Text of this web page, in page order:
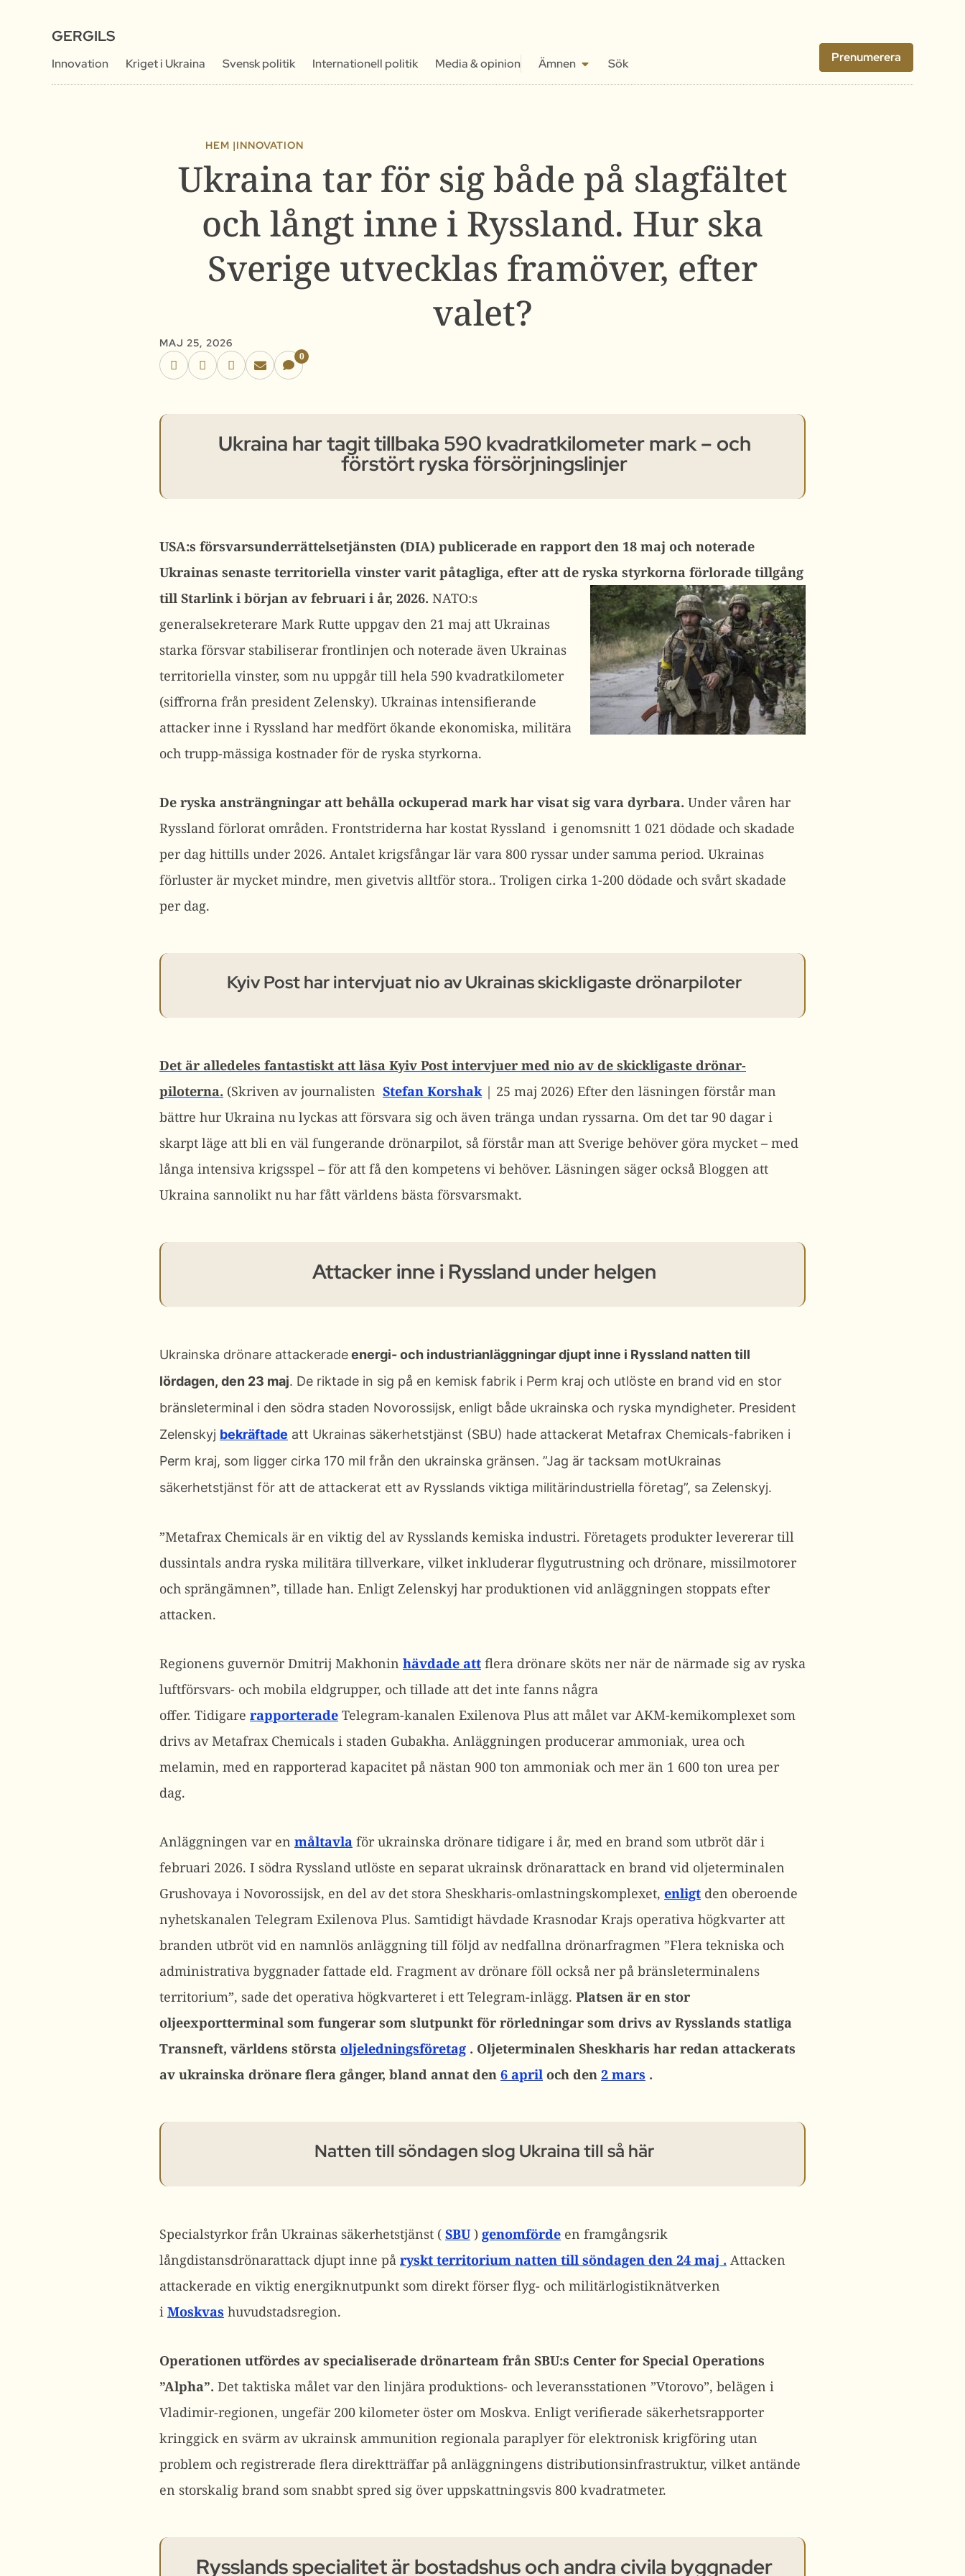
GERGILS
Innovation Kriget i Ukraina Svensk politik Internationell politik Media & opinion Ämnen Sök Prenumerera
HEM |INNOVATION
Ukraina tar för sig både på slagfältet
och långt inne i Ryssland. Hur ska
Sverige utvecklas framöver, efter
valet?
MAJ 25, 2026
0
Ukraina har tagit tillbaka 590 kvadratkilometer mark – och
förstört ryska försörjningslinjer
USA:s försvarsunderrättelsetjänsten (DIA) publicerade en rapport den 18 maj och noterade
Ukrainas senaste territoriella vinster varit påtagliga, efter att de ryska styrkorna förlorade tillgång
till Starlink i början av februari i år, 2026. NATO:s
generalsekreterare Mark Rutte uppgav den 21 maj att Ukrainas
starka försvar stabiliserar frontlinjen och noterade även Ukrainas
territoriella vinster, som nu uppgår till hela 590 kvadratkilometer
(siffrorna från president Zelensky). Ukrainas intensifierande
attacker inne i Ryssland har medfört ökande ekonomiska, militära
och trupp-mässiga kostnader för de ryska styrkorna.
De ryska ansträngningar att behålla ockuperad mark har visat sig vara dyrbara. Under våren har
Ryssland förlorat områden. Frontstriderna har kostat Ryssland i genomsnitt 1 021 dödade och skadade
per dag hittills under 2026. Antalet krigsfångar lär vara 800 ryssar under samma period. Ukrainas
förluster är mycket mindre, men givetvis alltför stora.. Troligen cirka 1-200 dödade och svårt skadade
per dag.
Kyiv Post har intervjuat nio av Ukrainas skickligaste drönarpiloter
Det är alledeles fantastiskt att läsa Kyiv Post intervjuer med nio av de skickligaste drönar-
piloterna. (Skriven av journalisten Stefan Korshak| 25 maj 2026) Efter den läsningen förstår man
bättre hur Ukraina nu lyckas att försvara sig och även tränga undan ryssarna. Om det tar 90 dagar i
skarpt läge att bli en väl fungerande drönarpilot, så förstår man att Sverige behöver göra mycket – med
långa intensiva krigsspel – för att få den kompetens vi behöver. Läsningen säger också Bloggen att
Ukraina sannolikt nu har fått världens bästa försvarsmakt.
Attacker inne i Ryssland under helgen
Ukrainska drönare attackeradeenergi- och industrianläggningar djupt inne i Ryssland natten till
lördagen, den 23 maj. De riktade in sig på en kemisk fabrik i Perm kraj och utlöste en brand vid en stor
bränsleterminal i den södra staden Novorossijsk, enligt både ukrainska och ryska myndigheter. President
Zelenskyj bekräftade att Ukrainas säkerhetstjänst (SBU) hade attackerat Metafrax Chemicals-fabriken i
Perm kraj, som ligger cirka 170 mil från den ukrainska gränsen. ”Jag är tacksam motUkrainas
säkerhetstjänst för att de attackerat ett av Rysslands viktiga militärindustriella företag”, sa Zelenskyj.
”Metafrax Chemicals är en viktig del av Rysslands kemiska industri. Företagets produkter levererar till
dussintals andra ryska militära tillverkare, vilket inkluderar flygutrustning och drönare, missilmotorer
och sprängämnen”, tillade han. Enligt Zelenskyj har produktionen vid anläggningen stoppats efter
attacken.
Regionens guvernör Dmitrij Makhonin hävdade att flera drönare sköts ner när de närmade sig av ryska
luftförsvars- och mobila eldgrupper, och tillade att det inte fanns några
offer. Tidigare rapporterade Telegram-kanalen Exilenova Plus att målet var AKM-kemikomplexet som
drivs av Metafrax Chemicals i staden Gubakha. Anläggningen producerar ammoniak, urea och
melamin, med en rapporterad kapacitet på nästan 900 ton ammoniak och mer än 1 600 ton urea per
dag.
Anläggningen var en måltavla för ukrainska drönare tidigare i år, med en brand som utbröt där i
februari 2026. I södra Ryssland utlöste en separat ukrainsk drönarattack en brand vid oljeterminalen
Grushovaya i Novorossijsk, en del av det stora Sheskharis-omlastningskomplexet, enligt den oberoende
nyhetskanalen Telegram Exilenova Plus. Samtidigt hävdade Krasnodar Krajs operativa högkvarter att
branden utbröt vid en namnlös anläggning till följd av nedfallna drönarfragmen ”Flera tekniska och
administrativa byggnader fattade eld. Fragment av drönare föll också ner på bränsleterminalens
territorium”, sade det operativa högkvarteret i ett Telegram-inlägg. Platsen är en stor
oljeexportterminal som fungerar som slutpunkt för rörledningar som drivs av Rysslands statliga
Transneft, världens största oljeledningsföretag . Oljeterminalen Sheskharis har redan attackerats
av ukrainska drönare flera gånger, bland annat den 6 april och den 2 mars .
Natten till söndagen slog Ukraina till så här
Specialstyrkor från Ukrainas säkerhetstjänst ( SBU) genomförde en framgångsrik
långdistansdrönarattack djupt inne på ryskt territorium natten till söndagen den 24 maj . Attacken
attackerade en viktig energiknutpunkt som direkt förser flyg- och militärlogistiknätverken
i Moskvas huvudstadsregion.
Operationen utfördes av specialiserade drönarteam från SBU:s Center for Special Operations
”Alpha”. Det taktiska målet var den linjära produktions- och leveransstationen ”Vtorovo”, belägen i
Vladimir-regionen, ungefär 200 kilometer öster om Moskva. Enligt verifierade säkerhetsrapporter
kringgick en svärm av ukrainsk ammunition regionala paraplyer för elektronisk krigföring utan
problem och registrerade flera direktträffar på anläggningens distributionsinfrastruktur, vilket antände
en storskalig brand som snabbt spred sig över uppskattningsvis 800 kvadratmeter.
Rysslands specialitet är bostadshus och andra civila byggnader